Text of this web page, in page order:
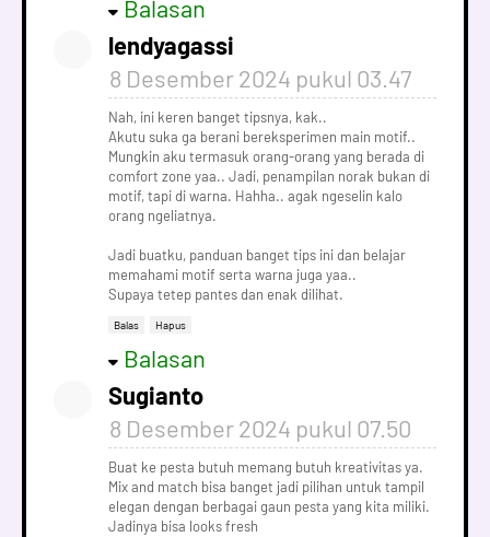
Balasan
lendyagassi
8 Desember 2024 pukul 03.47
Nah, ini keren banget tipsnya, kak..
Akutu suka ga berani bereksperimen main motif..
Mungkin aku termasuk orang-orang yang berada di
comfort zone yaa.. Jadi, penampilan norak bukan di
motif, tapi di warna. Hahha.. agak ngeselin kalo
orang ngeliatnya.
Jadi buatku, panduan banget tips ini dan belajar
memahami motif serta warna juga yaa..
Supaya tetep pantes dan enak dilihat.
Balas Hapus
Balasan
Sugianto
8 Desember 2024 pukul 07.50
Buat ke pesta butuh memang butuh kreativitas ya.
Mix and match bisa banget jadi pilihan untuk tampil
elegan dengan berbagai gaun pesta yang kita miliki.
Jadinya bisa looks fresh